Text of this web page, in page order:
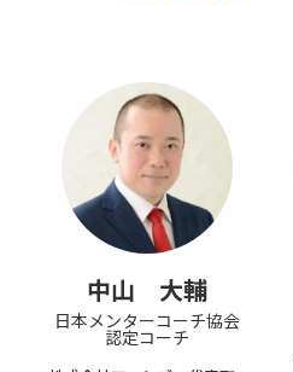
通じて感じる「助かったこ
と」「気にしていること」
など、リアルな目線で情報
共有する。
中山 大輔
日本メンターコーチ協会
認定コーチ